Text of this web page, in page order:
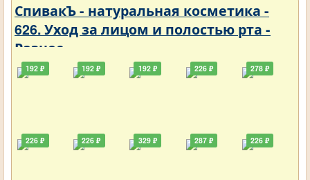
СпивакЪ - натуральная косметика -
626. Уход за лицом и полостью рта -
Разное
192 ₽
226 ₽
192 ₽
226 ₽
192 ₽
329 ₽
226 ₽
287 ₽
278 ₽
226 ₽